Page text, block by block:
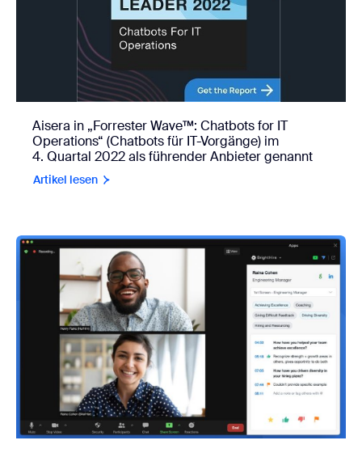
Aisera in „Forrester Wave™: Chatbots for IT
Operations“ (Chatbots für IT-Vorgänge) im
4. Quartal 2022 als führender Anbieter genannt
Artikel lesen